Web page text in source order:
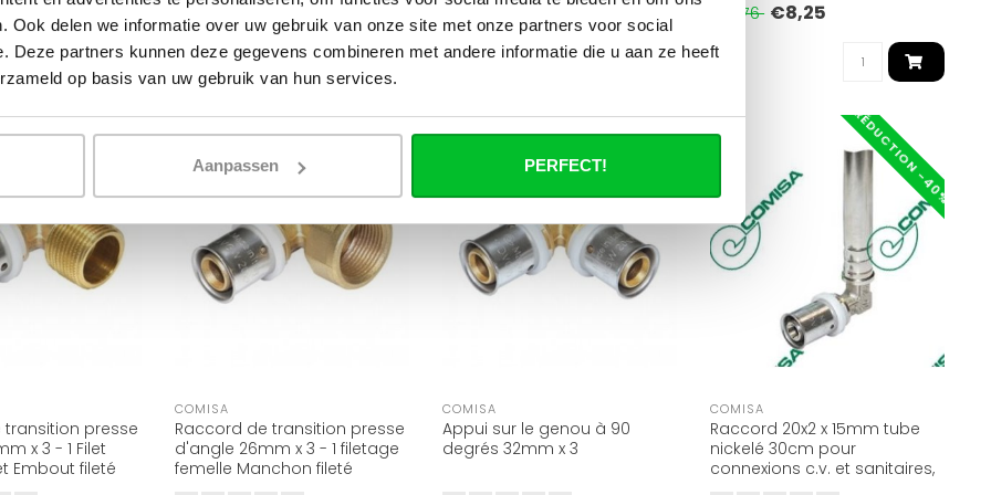
Ook delen we informatie over uw gebruik van onze site met onze partners voor social
Deze partners kunnen deze gegevens combineren met andere informatie die u aan ze heeft
op basis van uw gebruik van hun services.
Aanpassen PERFECT!
€11,09 €6,65 €8,20 €13,76 €8,25
RÉDUCTION -40%
transition presse
x 3 - 1 Filet
Embout fileté
RÉDUCTION -40%
COMISA
Raccord de transition presse
d'angle 26mm x 3 - 1 filetage
femelle Manchon fileté
RÉDUCTION -40%
COMISA
Appui sur le genou à 90
degrés 32mm x 3
RÉDUCTION -40%
COMISA
Raccord 20x2 x 15mm tube
nickelé 30cm pour
connexions c.v. et sanitaires,